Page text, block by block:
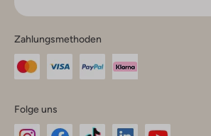
Zahlungsmethoden
Folge uns